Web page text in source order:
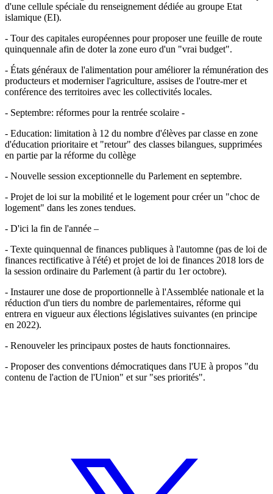
d'une cellule spéciale du renseignement dédiée au groupe Etat
islamique (EI).
- Tour des capitales européennes pour proposer une feuille de route
quinquennale afin de doter la zone euro d'un "vrai budget".
- États généraux de l'alimentation pour améliorer la rémunération des
producteurs et moderniser l'agriculture, assises de l'outre-mer et
conférence des territoires avec les collectivités locales.
- Septembre: réformes pour la rentrée scolaire -
- Education: limitation à 12 du nombre d'élèves par classe en zone
d'éducation prioritaire et "retour" des classes bilangues, supprimées
en partie par la réforme du collège
- Nouvelle session exceptionnelle du Parlement en septembre.
- Projet de loi sur la mobilité et le logement pour créer un "choc de
logement" dans les zones tendues.
- D'ici la fin de l'année –
- Texte quinquennal de finances publiques à l'automne (pas de loi de
finances rectificative à l'été) et projet de loi de finances 2018 lors de
la session ordinaire du Parlement (à partir du 1er octobre).
- Instaurer une dose de proportionnelle à l'Assemblée nationale et la
réduction d'un tiers du nombre de parlementaires, réforme qui
entrera en vigueur aux élections législatives suivantes (en principe
en 2022).
- Renouveler les principaux postes de hauts fonctionnaires.
- Proposer des conventions démocratiques dans l'UE à propos "du
contenu de l'action de l'Union" et sur "ses priorités".